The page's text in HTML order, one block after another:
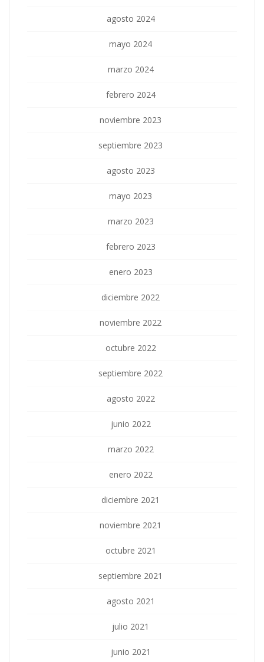
agosto 2024
mayo 2024
marzo 2024
febrero 2024
noviembre 2023
septiembre 2023
agosto 2023
mayo 2023
marzo 2023
febrero 2023
enero 2023
diciembre 2022
noviembre 2022
octubre 2022
septiembre 2022
agosto 2022
junio 2022
marzo 2022
enero 2022
diciembre 2021
noviembre 2021
octubre 2021
septiembre 2021
agosto 2021
julio 2021
junio 2021